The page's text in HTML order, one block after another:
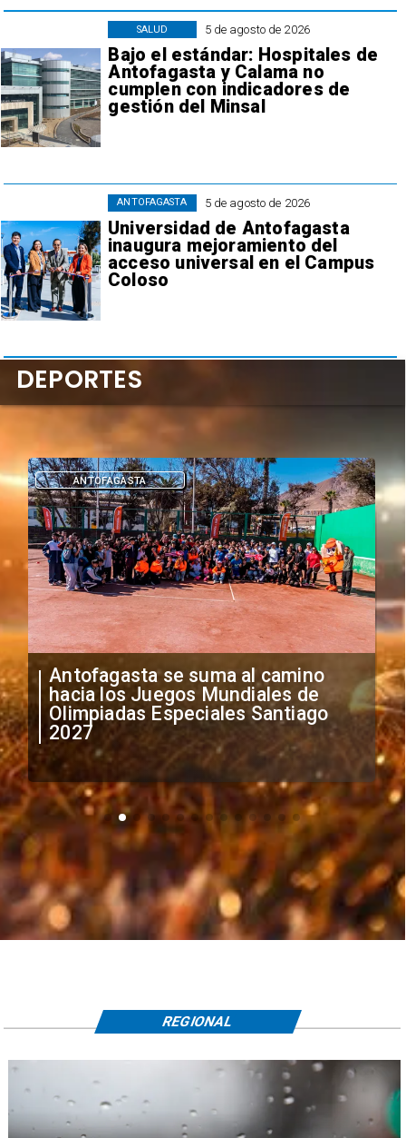
5 de agosto de 2026
Bajo el estándar: Hospitales de
Antofagasta y Calama no
cumplen con indicadores de
gestión del Minsal
SALUD
5 de agosto de 2026
Universidad de Antofagasta
inaugura mejoramiento del
acceso universal en el Campus
Coloso
ANTOFAGASTA
"Falta de profesionalismo": Sifup
anuncia medidas por situación
irregular de futbolistas
extranjeros
DEPORTES
DEPORTES
REGIONAL